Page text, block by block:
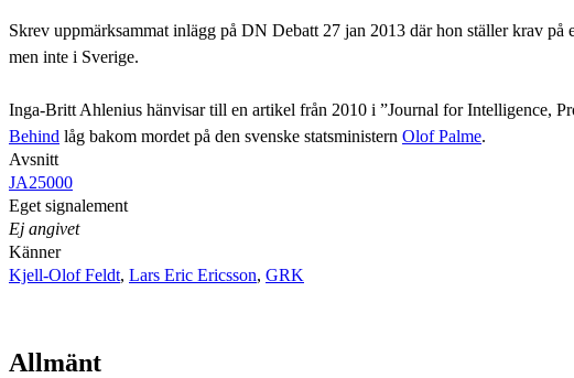
Skrev uppmärksammat inlägg på DN Debatt 27 jan 2013 där hon ställer krav
men inte i Sverige.
Inga-Britt Ahlenius hänvisar till en artikel från 2010 i ”Journal for Intelligence,
Behind låg bakom mordet på den svenske statsministern Olof Palme.
Avsnitt
JA25000
Eget signalement
Ej angivet
Känner
Kjell-Olof Feldt, Lars Eric Ericsson, GRK
Allmänt